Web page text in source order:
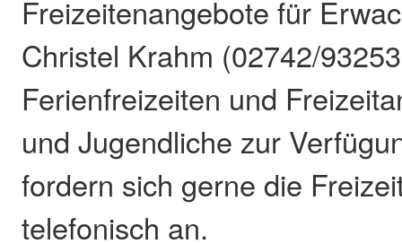
Freizeitenangebote für
Christel Krahm (02742/
Ferienfreizeiten und
und Jugendliche zur
fordern sich gerne die
telefonisch an.